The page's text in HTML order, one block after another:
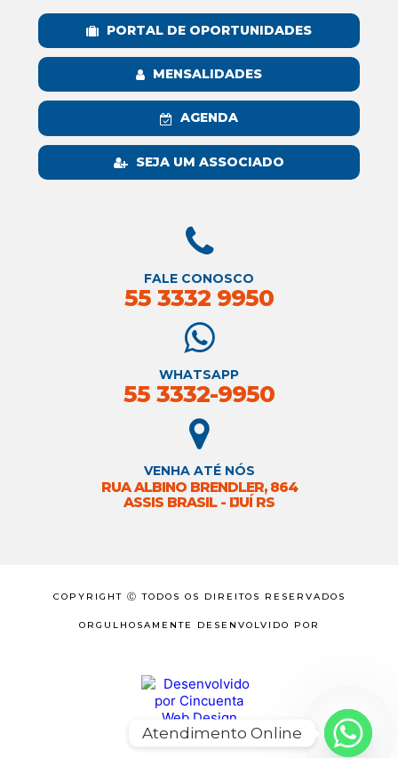
PORTAL DE OPORTUNIDADES
MENSALIDADES
AGENDA
SEJA UM ASSOCIADO
FALE CONOSCO
55 3332 9950
WHATSAPP
55 3332-9950
VENHA ATÉ NÓS
RUA ALBINO BRENDLER, 864
ASSIS BRASIL - IJUÍ RS
COPYRIGHT Ⓒ TODOS OS DIREITOS RESERVADOS
ORGULHOSAMENTE DESENVOLVIDO POR
Atendimento Online